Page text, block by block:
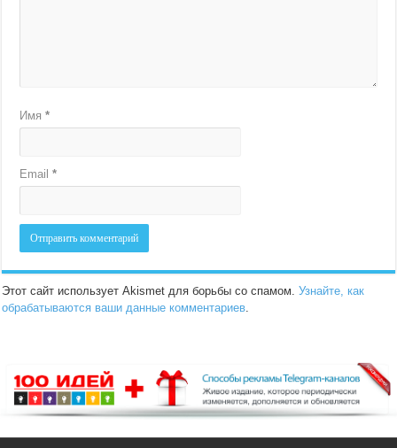
Имя*
Email*
Этот сайт использует Akismet для борьбы со спамом.Узнайте, как
обрабатываются ваши данные комментариев.